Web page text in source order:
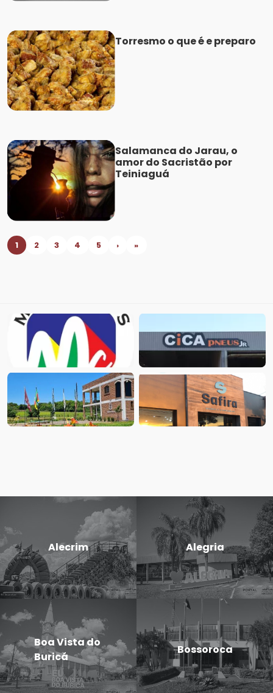
Torresmo o que é e preparo
Salamanca do Jarau, o
amor do Sacristão por
Teiniaguá
1 2 3 4 5 › »
Alecrim Alegria
Boa Vista do
Buricá
Bossoroca